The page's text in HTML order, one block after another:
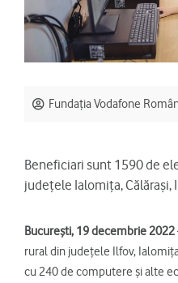
Fundația Vodafone
Beneficiari sunt 1590 de
județele Ialomița, Călărași,
București, 19 decembrie 2022
rural din județele Ilfov,
cu 240 de computere și alte